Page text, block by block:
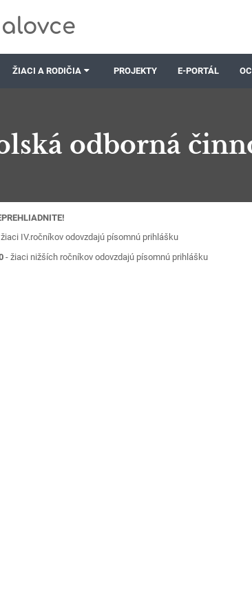
ŽIACI A RODIČIA PROJEKTY E-PORTÁL
odborná
IV.ročníkov odovzdajú písomnú prihlášku
- žiaci nižších ročníkov odovzdajú písomnú prihlášku